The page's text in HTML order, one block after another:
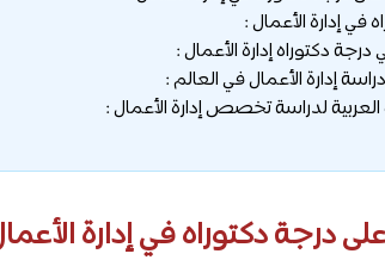
إدارة الأعمال :
دكتوراه إدارة الأعمال :
إدارة الأعمال في العالم :
لدراسة تخصص إدارة الأعمال :
درجة دكتوراه في إدارة